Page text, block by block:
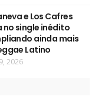
e Los Cafres
no single inédito
ainda mais
Latino
2026